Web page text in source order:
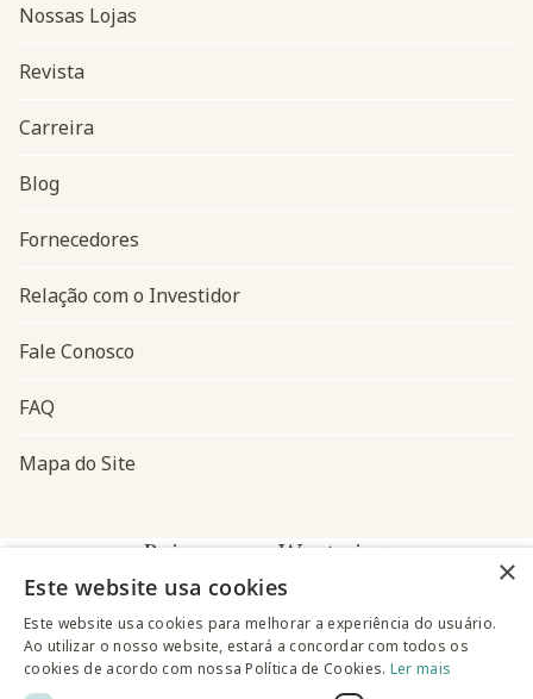
Navegação do rodapé
Nossas Lojas
Revista
Carreira
Blog
Fornecedores
Relação com o Investidor
Fale Conosco
FAQ
Mapa do Site
Baixe o app Westwing
×
Este website usa cookies
Este website usa cookies para melhorar a experiência do usuário.
Ao utilizar o nosso website, estará a concordar com todos os
cookies de acordo com nossa Política de Cookies. Ler mais